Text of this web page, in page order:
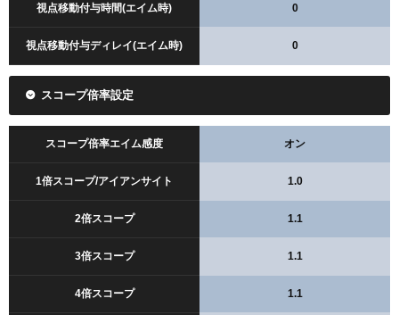
視点移動付与時間(エイム時) 0
視点移動付与ディレイ(エイム時) 0
スコープ倍率設定
スコープ倍率エイム感度 オン
1倍スコープ/アイアンサイト 1.0
2倍スコープ 1.1
3倍スコープ 1.1
4倍スコープ 1.1